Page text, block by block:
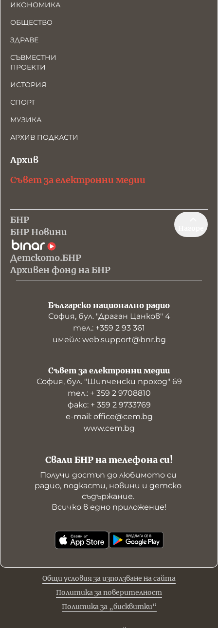
ИКОНОМИКА
ОБЩЕСТВО
ЗДРАВЕ
СЪВМЕСТНИ
ПРОЕКТИ
ИСТОРИЯ
СПОРТ
МУЗИКА
АРХИВ ПОДКАСТИ
Архив
Съвет за електронни медии
БНР
БНР Новини
Детското.БНР
Архивен фонд на БНР
Българско национално радио
София, бул. "Драган Цанков" 4
тел.: +359 2 93 361
имейл: web.support@bnr.bg
Свали БНР на телефона си!
Получи достъп до любимото си
радио, подкасти, новини и детско
съдържание.
Всичко в едно приложение!
Съвет за електронни медии
София, бул. "Шипченски проход" 69
тел.: + 359 2 9708810
факс: + 359 2 9733769
е-mail: office@cem.bg
www.cem.bg
Общи условия за използване на сайта
Политика за поверителност
Политика за „бисквитки“